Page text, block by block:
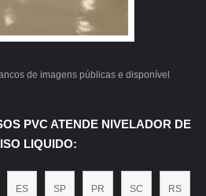
de imagens públicas e disponível
PVC ATENDE NIVELADOR DE
LIQUIDO:
ES SP PR SC RS